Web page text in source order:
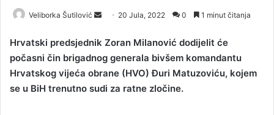
Veliborka Šutilović
n
d
a
n
20 Jula, 2022 0 1 minut čitanja
Hrvatski predsjednik Zoran Milanović dodijelit će
počasni čin brigadnog generala bivšem komandantu
Hrvatskog vijeća obrane (HVO) Đuri Matuzoviću, kojem
se u BiH trenutno sudi za ratne zločine.